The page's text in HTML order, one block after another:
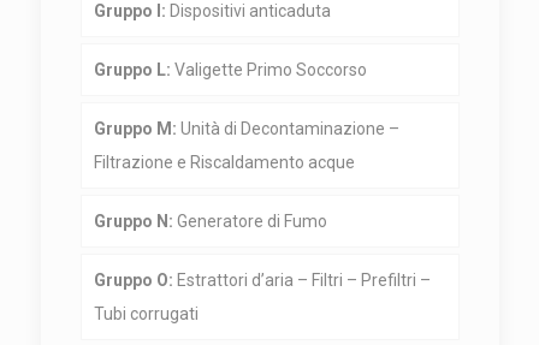
Gruppo I: Dispositivi anticaduta
Gruppo L: Valigette Primo Soccorso
Gruppo M: Unità di Decontaminazione –
Filtrazione e Riscaldamento acque
Gruppo N: Generatore di Fumo
Gruppo O: Estrattori d’aria – Filtri – Prefiltri –
Tubi corrugati